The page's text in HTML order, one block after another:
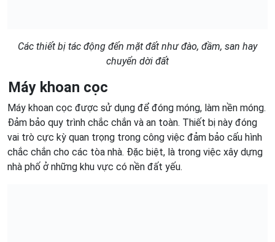
Các thiết bị tác động đến mặt đất như đào, đầm, san hay
chuyển dời đất
Máy khoan cọc
Máy khoan cọc được sử dụng để đóng móng, làm nền móng.
Đảm bảo quy trình chắc chắn và an toàn. Thiết bị này đóng
vai trò cực kỳ quan trọng trong công việc đảm bảo cấu hình
chắc chắn cho các tòa nhà. Đặc biệt, là trong việc xây dựng
nhà phố ở những khu vực có nền đất yếu.